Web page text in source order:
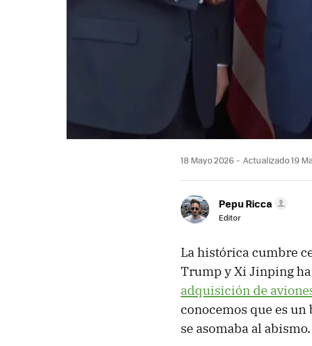
18 Mayo 2026 Actualizado 19
Pepu Ricca
Editor
La histórica cumbre
Trump y Xi Jinping
adquisición de
conocemos que es
se asomaba al abismo.